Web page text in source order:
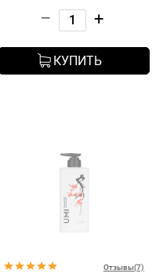
– +
КУПИТЬ
Отзывы(7)